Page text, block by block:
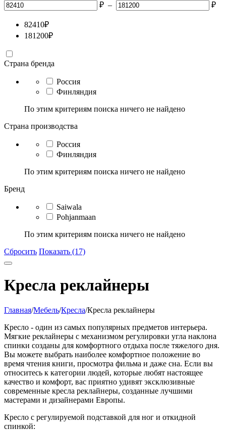
₽ – ₽
82410₽
181200₽
Страна бренда
Россия
Финляндия
По этим критериям поиска ничего не найдено
Страна производства
Россия
Финляндия
По этим критериям поиска ничего не найдено
Бренд
Saiwala
Pohjanmaan
По этим критериям поиска ничего не найдено
Сбросить Показать (17)
Кресла реклайнеры
Главная/Мебель/Кресла/Кресла реклайнеры
Кресло - один из самых популярных предметов интерьера.
Мягкие реклайнеры с механизмом регулировки угла наклона
спинки созданы для комфортного отдыха после тяжелого дня.
Вы можете выбрать наиболее комфортное положение во
время чтения книги, просмотра фильма и даже сна. Если вы
относитесь к категории людей, которые любят настоящее
качество и комфорт, вас приятно удивят эксклюзивные
современные кресла реклайнеры, созданные лучшими
мастерами и дизайнерами Европы.
Кресло с регулируемой подставкой для ног и откидной
спинкой: